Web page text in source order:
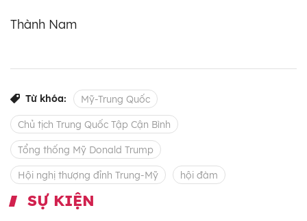
Thành Nam
Từ khóa: Mỹ-Trung Quốc
Chủ tịch Trung Quốc Tập Cận Bình
Tổng thống Mỹ Donald Trump
Hội nghị thượng đỉnh Trung-Mỹ hội đàm
SỰ KIỆN